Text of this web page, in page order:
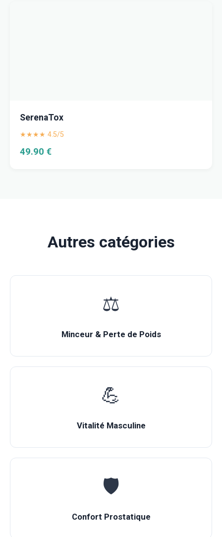
SerenaTox
★★★★ 4.5/5
49.90 €
Autres catégories
⚖️
Minceur & Perte de Poids
💪
Vitalité Masculine
🛡️
Confort Prostatique